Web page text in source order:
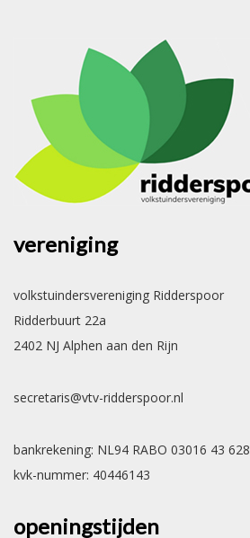
vereniging
volkstuindersvereniging Ridderspoor
Ridderbuurt 22a
2402 NJ Alphen aan den Rijn
secretaris@vtv-ridderspoor.nl
bankrekening: NL94 RABO 03016 43 628
kvk-nummer: 40446143
openingstijden